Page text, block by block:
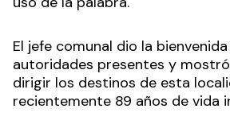
El jefe comunal dio la
autoridades presentes y
dirigir los destinos de esta
recientemente 89 años de vida